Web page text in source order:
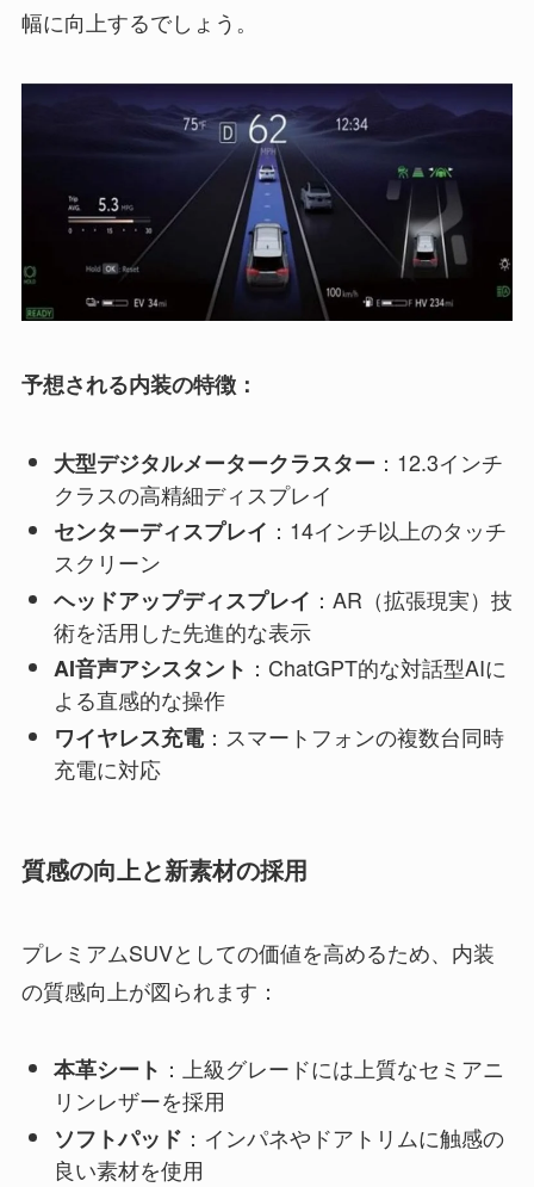
幅に向上するでしょう。
予想される内装の特徴：
大型デジタルメータークラスター ：12.3インチ
クラスの高精細ディスプレイ
センターディスプレイ ：14インチ以上のタッチ
スクリーン
ヘッドアップディスプレイ ：AR（拡張現実）技
術を活用した先進的な表示
AI音声アシスタント ：ChatGPT的な対話型AIに
よる直感的な操作
ワイヤレス充電：スマートフォンの複数台同時
充電に対応
質感の向上と新素材の採用
プレミアムSUVとしての価値を高めるため、内装
の質感向上が図られます：
本革シート ：上級グレードには上質なセミアニ
リンレザーを採用
ソフトパッド ：インパネやドアトリムに触感の
良い素材を使用